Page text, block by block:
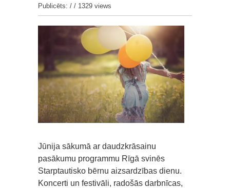
Publicēts: / / 1329 views
Jūnija sākumā ar daudzkrāsainu
pasākumu programmu Rīgā svinēs
Starptautisko bērnu aizsardzības dienu.
Koncerti un festivāli, radošās darbnīcas,